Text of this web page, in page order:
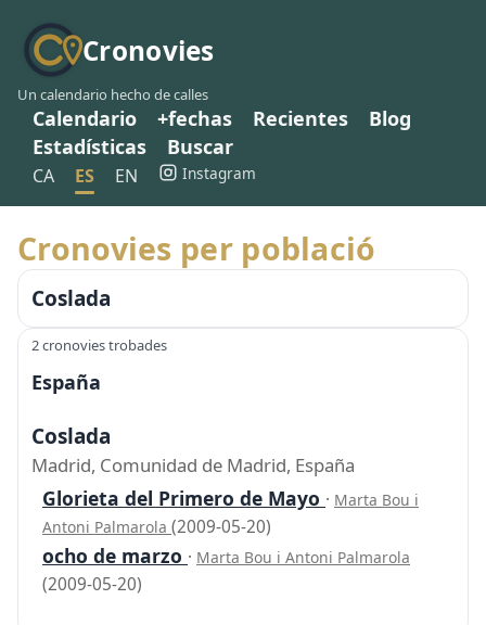
Cronovies
Un calendario hecho de calles
Calendario +fechas Recientes
Blog
Estadísticas
Buscar
CA ES EN Instagram
Cronovies per població
Coslada
2 cronovies trobades
España
Coslada
Madrid, Comunidad de Madrid, España
Glorieta del Primero de Mayo · Marta Bou i
Antoni Palmarola (2009-05-20)
ocho de marzo · Marta Bou i Antoni Palmarola
(2009-05-20)